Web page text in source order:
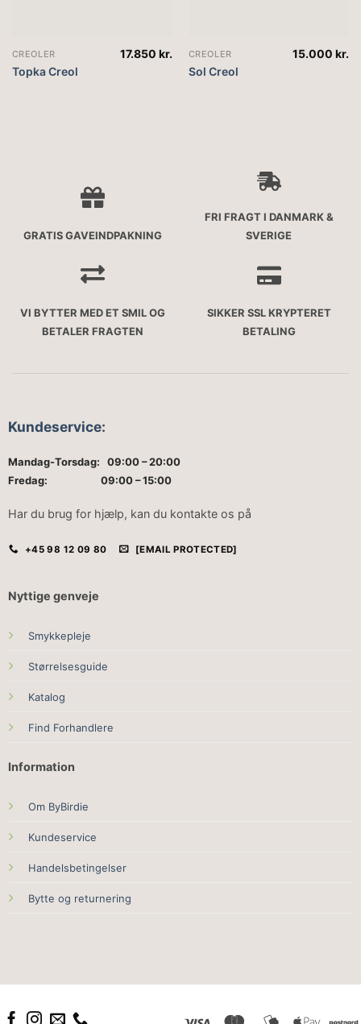
CREOLER
Topka Creol
17.850kr. CREOLER
Sol Creol
15.000kr.
GRATIS GAVEINDPAKNING
FRI FRAGT I DANMARK &
SVERIGE
VI BYTTER MED ET SMIL OG
BETALER FRAGTEN
SIKKER SSL KRYPTERET
BETALING
Kundeservice:
Mandag-Torsdag: 09:00 – 20:00
Fredag: 09:00 – 15:00
Har du brug for hjælp, kan du kontakte os på
+45 98 12 09 80 [EMAIL PROTECTED]
Nyttige genveje
Smykkepleje
Størrelsesguide
Katalog
Find Forhandlere
Information
Om ByBirdie
Kundeservice
Handelsbetingelser
Bytte og returnering